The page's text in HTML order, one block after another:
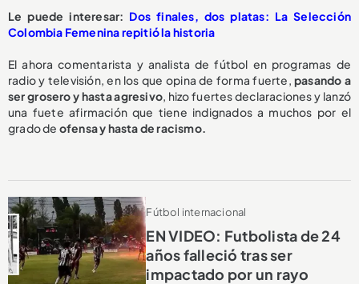
Le puede interesar: Dos finales, dos platas: La Selección
Colombia Femenina repitió la historia
El ahora comentarista y analista de fútbol en programas de
radio y televisión, en los que opina de forma fuerte,pasando a
ser grosero y hasta agresivo, hizo fuertes declaraciones y lanzó
una fuete afirmación que tiene indignados a muchos por el
grado de ofensa y hasta de racismo.
Fútbol internacional
EN VIDEO: Futbolista de 24
años falleció tras ser
impactado por un rayo